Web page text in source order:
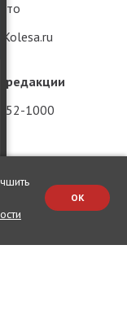
редакции
1000
Kolesa.ru
OK